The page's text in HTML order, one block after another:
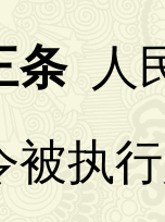
条人
被执